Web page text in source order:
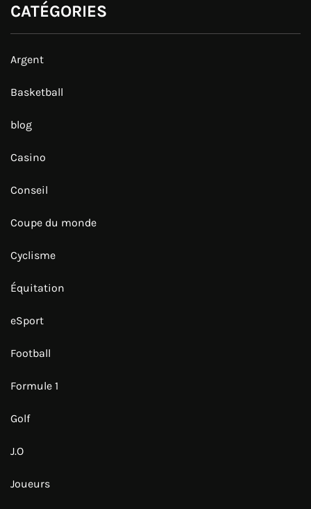
CATÉGORIES
Argent
Basketball
blog
Casino
Conseil
Coupe du monde
Cyclisme
Équitation
eSport
Football
Formule 1
Golf
J.O
Joueurs